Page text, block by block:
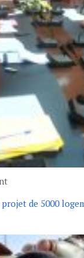
de 5000